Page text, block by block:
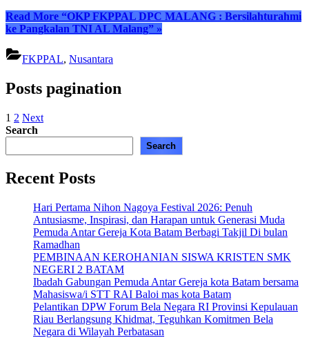
Read More “OKP FKPPAL DPC MALANG : Bersilahturahmi
ke Pangkalan TNI AL Malang” »
FKPPAL, Nusantara
Posts pagination
1 2 Next
Search
Search
Recent Posts
Hari Pertama Nihon Nagoya Festival 2026: Penuh
Antusiasme, Inspirasi, dan Harapan untuk Generasi Muda
Pemuda Antar Gereja Kota Batam Berbagi Takjil Di bulan
Ramadhan
PEMBINAAN KEROHANIAN SISWA KRISTEN SMK
NEGERI 2 BATAM
Ibadah Gabungan Pemuda Antar Gereja kota Batam bersama
Mahasiswa/i STT RAI Baloi mas kota Batam
Pelantikan DPW Forum Bela Negara RI Provinsi Kepulauan
Riau Berlangsung Khidmat, Teguhkan Komitmen Bela
Negara di Wilayah Perbatasan